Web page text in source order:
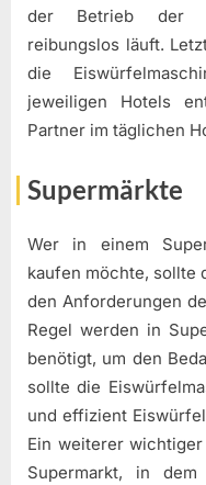
der Betrieb der
reibungslos läuft.
die
jeweiligen Hotels
Partner im täglichen
Supermärkte
Wer in einem
kaufen möchte, sollte
den Anforderungen
Regel werden in
benötigt, um den
sollte die
und effizient
Ein weiterer
Supermarkt, in dem